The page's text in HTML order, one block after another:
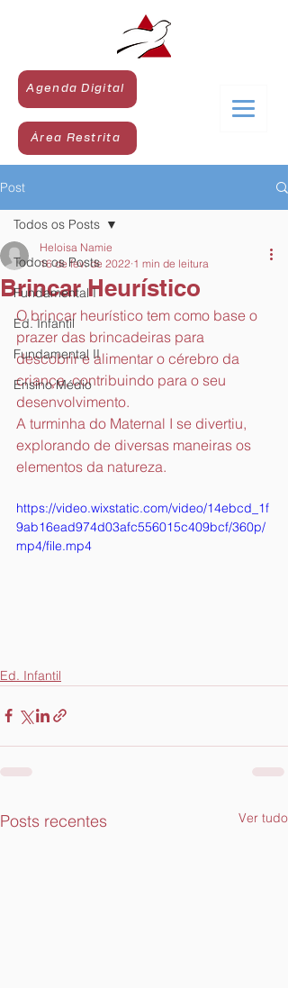
Agenda Digital
Área Restrita
Post
Todos os Posts
Fundamental I
Ed. Infantil
Fundamental II
Ensino Médio
Todos os Posts
Brincar Heurístico
Heloisa Namie
16 de fev. de 2022 1 min de leitura
O brincar heurístico tem como base o
prazer das brincadeiras para
descobrir e alimentar o cérebro da
criança, contribuindo para o seu
desenvolvimento.
A turminha do Maternal I se divertiu,
explorando de diversas maneiras os
elementos da natureza.
https://video.wixstatic.com/video/14ebcd_1f
9ab16ead974d03afc556015c409bcf/360p/
mp4/file.mp4
Ed. Infantil
Posts recentes Ver tudo